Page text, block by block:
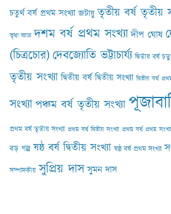
চতুর্থ বর্ষ প্রথম সংখ্যা জটায়ু তৃতীয় বর্ষ তৃতীয়
তৃষা আঢ‍্য দশম বর্ষ প্রথম সংখ্যা দীপ ঘোষ
(চিত্রচোর)দেবজ্যোতি ভট্টাচার্য্য দ্বিতীয় বর্ষ
তৃতীয় সংখ্যা দ্বিতীয় বর্ষ দ্বিতীয় সংখ্যা দ্বিতীয় বর্ষ
সংখ্যাপঞ্চম বর্ষ তৃতীয় সংখ্যা
প্রথম বর্ষ তৃতীয় সংখ্যা প্রথম বর্ষ দ্বিতীয় সংখ্যা প্রথম বর্ষ প্রথম সংখ্যা
বড় গল্প ষষ্ঠ বর্ষ দ্বিতীয় সংখ্যা ষষ্ঠ বর্ষ প্রথম সংখ্যা
সম্পাদকীয় সুপ্রিয় দাস সুমন দাস